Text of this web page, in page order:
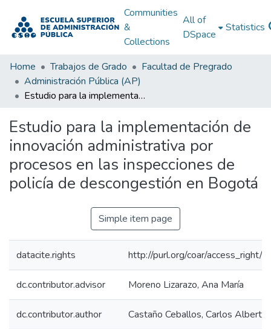
Communities
&
Collections
All of
DSpace
Statistics
Home Trabajos de Grado
Facultad de Pregrado
Administración Pública (AP)
Estudio para la implementación de innovación administrativa por procesos en las inspecciones de policía de descongestión en Bogotá
Estudio para la implementación de
innovación administrativa por
procesos en las inspecciones de
policía de descongestión en Bogotá
Simple item page
datacite.rights http://purl.org/coar/access_right/
dc.contributor.advisor Moreno Lizarazo, Ana María
dc.contributor.author Castaño Ceballos, Carlos Alberto